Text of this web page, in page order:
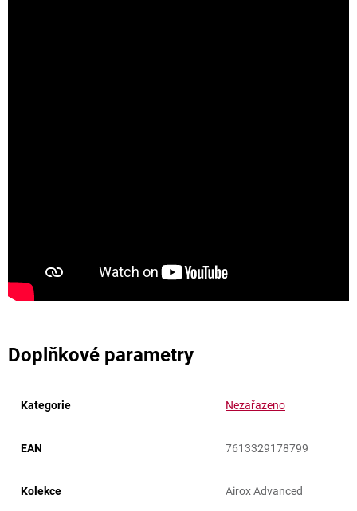
Doplňkové parametry
Kategorie Nezařazeno
EAN 7613329178799
Kolekce Airox Advanced